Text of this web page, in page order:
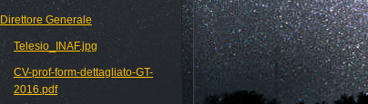
Direttore Generale
Telesio_INAF.jpg
CV-prof-form-dettagliato-GT-
2016.pdf